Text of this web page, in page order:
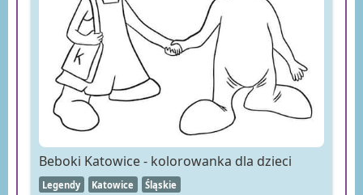
Beboki Katowice - kolorowanka dla dzieci
Legendy Katowice Śląskie